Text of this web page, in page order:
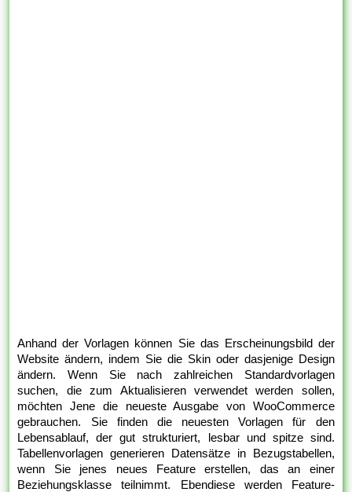
Anhand der Vorlagen können Sie das Erscheinungsbild der
Website ändern, indem Sie die Skin oder dasjenige Design
ändern. Wenn Sie nach zahlreichen Standardvorlagen
suchen, die zum Aktualisieren verwendet werden sollen,
möchten Jene die neueste Ausgabe von WooCommerce
gebrauchen. Sie finden die neuesten Vorlagen für den
Lebensablauf, der gut strukturiert, lesbar und spitze sind.
Tabellenvorlagen generieren Datensätze in Bezugstabellen,
wenn Sie jenes neues Feature erstellen, das an einer
Beziehungsklasse teilnimmt. Ebendiese werden Feature-